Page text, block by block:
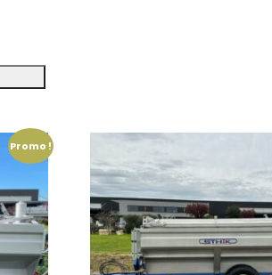
Promo !